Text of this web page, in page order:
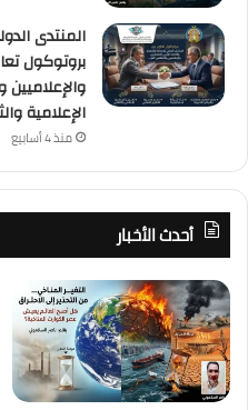
المنتدى
بروتوكول
والإعلاميين
الإعلامية
منذ 4 أسابيع
أحدث الأخبار